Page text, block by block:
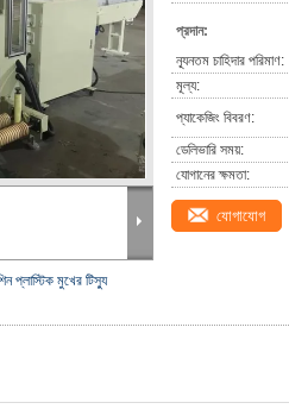
প্লাস্টিক মুখের টিস্যু
প্রদান:
ন্যূনতম চাহিদার পরিমাণ:
মূল্য:
প্যাকেজিং বিবরণ:
ডেলিভারি সময়:
যোগানের ক্ষমতা:
যোগাযোগ